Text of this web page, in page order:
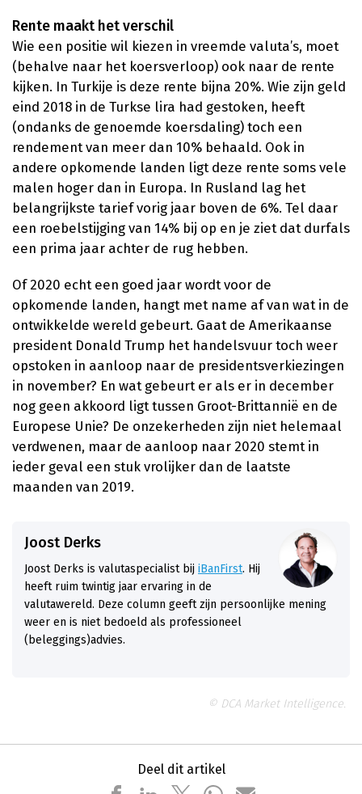
Rente maakt het verschil
Wie een positie wil kiezen in vreemde valuta’s, moet
(behalve naar het koersverloop) ook naar de rente
kijken. In Turkije is deze rente bijna 20%. Wie zijn geld
eind 2018 in de Turkse lira had gestoken, heeft
(ondanks de genoemde koersdaling) toch een
rendement van meer dan 10% behaald. Ook in
andere opkomende landen ligt deze rente soms vele
malen hoger dan in Europa. In Rusland lag het
belangrijkste tarief vorig jaar boven de 6%. Tel daar
een roebelstijging van 14% bij op en je ziet dat durfals
een prima jaar achter de rug hebben.
Of 2020 echt een goed jaar wordt voor de
opkomende landen, hangt met name af van wat in de
ontwikkelde wereld gebeurt. Gaat de Amerikaanse
president Donald Trump het handelsvuur toch weer
opstoken in aanloop naar de presidentsverkiezingen
in november? En wat gebeurt er als er in december
nog geen akkoord ligt tussen Groot-Brittannië en de
Europese Unie? De onzekerheden zijn niet helemaal
verdwenen, maar de aanloop naar 2020 stemt in
ieder geval een stuk vrolijker dan de laatste
maanden van 2019.
Joost Derks
Joost Derks is valutaspecialist bij iBanFirst. Hij
heeft ruim twintig jaar ervaring in de
valutawereld. Deze column geeft zijn persoonlijke mening
weer en is niet bedoeld als professioneel
(beleggings)advies.
© DCA Market Intelligence.
Deel dit artikel